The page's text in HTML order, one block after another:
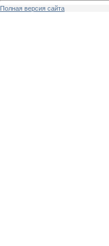
Полная версия сайта